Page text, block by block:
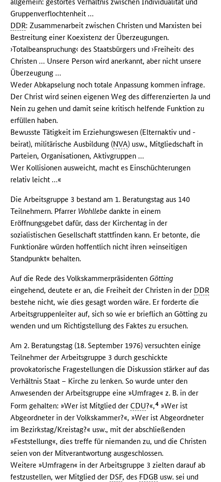
Gruppenverflochtenheit …
DDR: Zusammenarbeit zwischen Christen und Marxisten bei
Bestreitung einer Koexistenz der Überzeugungen.
›Totalbeanspruchung‹ des Staatsbürgers und ›Freiheit‹ des
Christen … Unsere Person wird anerkannt, aber nicht unsere
Überzeugung …
Weder Abkapselung noch totale Anpassung kommen infrage.
Der Christ wird seinen eigenen Weg des differenzierten Ja und
Nein zu gehen und damit seine kritisch helfende Funktion zu
erfüllen haben.
Bewusste Tätigkeit im Erziehungswesen (Elternaktiv und -
beirat), militärische Ausbildung (NVA) usw., Mitgliedschaft in
Parteien, Organisationen, Aktivgruppen …
Wer Kollisionen ausweicht, macht es Einschüchterungen
relativ leicht …«
Die Arbeitsgruppe 3 bestand am 1. Beratungstag aus 140
Teilnehmern. Pfarrer Wohllebe dankte in einem
Eröffnungsgebet dafür, dass der Kirchentag in der
sozialistischen Gesellschaft stattfinden kann. Er betonte, die
Funktionäre würden hoffentlich nicht ihren »einseitigen
Standpunkt« behalten.
Auf die Rede des Volkskammerpräsidenten Götting
eingehend, deutete er an, die Freiheit der Christen in der DDR
bestehe nicht, wie dies gesagt worden wäre. Er forderte die
Arbeitsgruppenleiter auf, sich so wie er brieflich an Götting zu
wenden und um Richtigstellung des Faktes zu ersuchen.
Am 2. Beratungstag (18. September 1976) versuchten einige
Teilnehmer der Arbeitsgruppe 3 durch geschickte
provokatorische Fragestellungen die Diskussion stärker auf das
Verhältnis Staat – Kirche zu lenken. So wurde unter den
Anwesenden der Arbeitsgruppe eine »Umfrage« z. B. in der
Form gehalten: »Wer ist Mitglied der CDU?«,4 »Wer ist
Abgeordneter in der Volkskammer?«, »Wer ist Abgeordneter
im Bezirkstag/Kreistag?« usw., mit der abschließenden
»Feststellung«, dies treffe für niemanden zu, und die Christen
seien von der Mitverantwortung ausgeschlossen.
Weitere »Umfragen« in der Arbeitsgruppe 3 zielten darauf ab
festzustellen, wer Mitglied der DSF, des FDGB usw. sei und